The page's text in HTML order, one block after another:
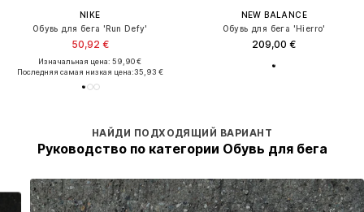
NIKE
Обувь для бега 'Run Defy'
50,92 €
Изначальная цена: 59,90 €
Последняя самая низкая цена:35,93 €
NEW BALANCE
Обувь для бега 'Hierro'
209,00 €
НАЙДИ ПОДХОДЯЩИЙ ВАРИАНТ
Руководство по категории Обувь для бега